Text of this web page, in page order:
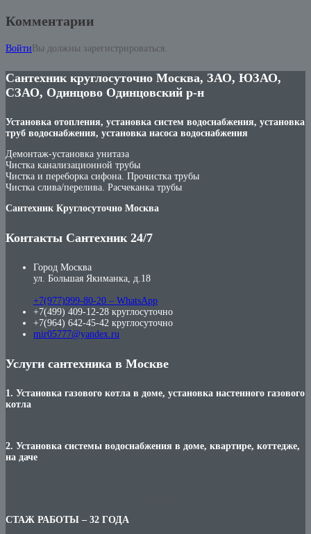
Комментарии
Войти Вы должны зарегистрироваться.
Сантехник круглосуточно Москва, ЗАО, ЮЗАО,
СЗАО, Одинцово Одинцовский р-н
Установка отопления, установка систем водоснабжения, установка
труб водоснабжения, установка насоса водоснабжения
Демонтаж-установка унитаза
Чистка канализационной трубы
Чистка и переборка сифона. Прочистка трубы
Чистка слива/перелива. Расчеканка трубы
Сантехник Круглосуточно Москва
Контакты Сантехник 24/7
Город Москва
ул. Большая Якиманка, д.18
+7(977)999-80-20 – WhatsApp
+7(499) 409-12-28 круглосуточно
+7(964) 642-45-42 круглосуточно
mir05777@yandex.ru
Услуги сантехника в Москве
1. Установка газового котла в доме, установка настенного газового
котла
2. Установка системы водоснабжения в доме, квартире, коттедже,
на даче
СТАЖ РАБОТЫ – 32 ГОДА